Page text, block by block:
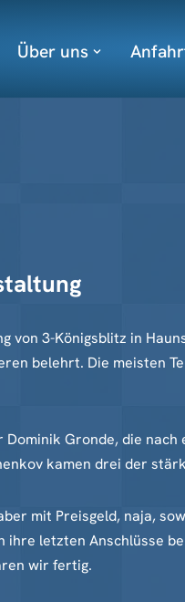
Über uns
von 3-Königsblitz in
belehrt. Die meisten
Gronde, die
kamen drei der
mit Preisgeld, naja,
letzten Anschlüsse
wir fertig.